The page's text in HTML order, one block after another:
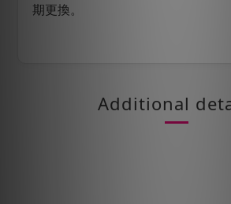
期更換。
Additional